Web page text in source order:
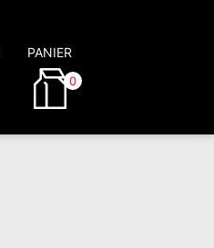
PANIER
0